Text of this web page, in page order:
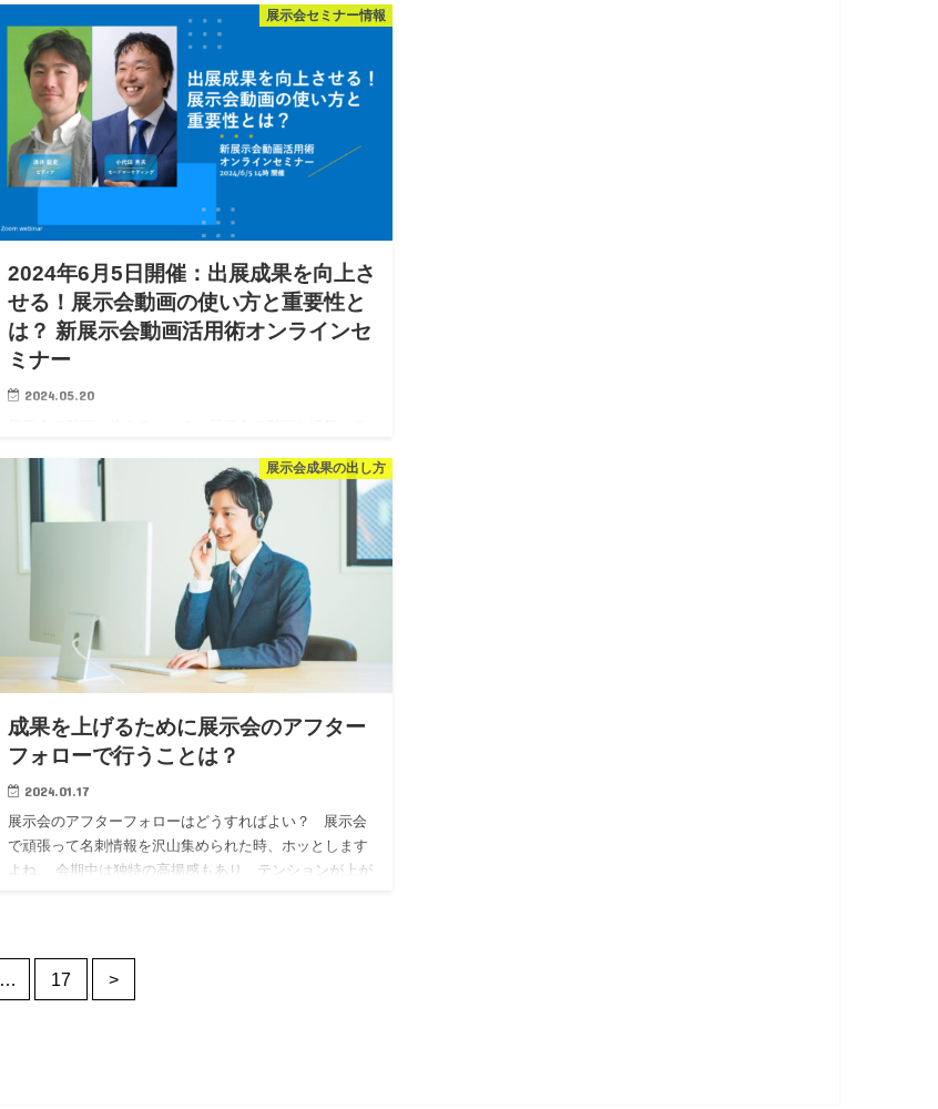
展示会セミナー情報
2024年6月5日開催：出展成果を向上さ
せる！展示会動画の使い方と重要性と
は？ 新展示会動画活用術オンラインセ
ミナー
2024.05.20
の集客を期待していることでしょう。 しかし、実際に展
示会を見てみると、動画の前で立ち止まって見ている来
場者…
展示会成果の出し方
成果を上げるために展示会のアフター
フォローで行うことは？
2024.01.17
展示会のアフターフォローはどうすればよい？ 展示会
で頑張って名刺情報を沢山集められた時、ホッとします
よね。 会期中は独特の高揚感もあり、テンションが上が
… 17 >